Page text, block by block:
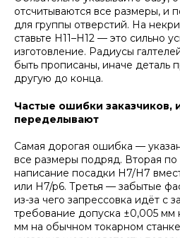
отсчитываются все размеры, и
для группы отверстий. На
ставьте H11–H12 — это сильно
изготовление. Радиусы
быть прописаны, иначе деталь
другую до конца.
Частые ошибки заказчиков,
переделывают
Самая дорогая ошибка —
все размеры подряд. Вторая
написание посадки H7/H7
или H7/p6. Третья — забытые
из-за чего запрессовка идёт с
требование допуска ±0,005 мм
мм на обычном токарном